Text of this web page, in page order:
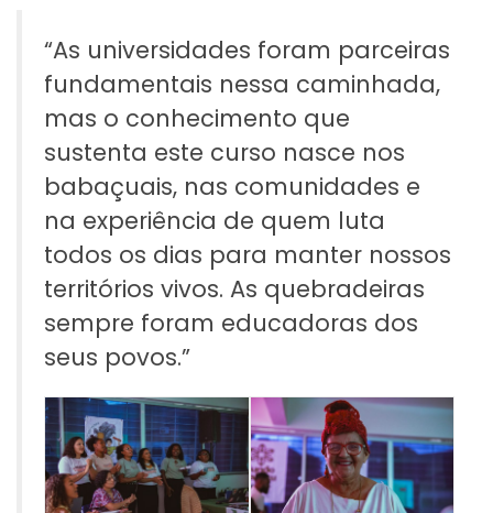
“As universidades foram parceiras
fundamentais nessa caminhada,
mas o conhecimento que
sustenta este curso nasce nos
babaçuais, nas comunidades e
na experiência de quem luta
todos os dias para manter nossos
territórios vivos. As quebradeiras
sempre foram educadoras dos
seus povos.”